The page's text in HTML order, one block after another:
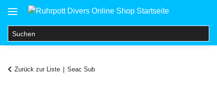
Zurück zur Liste Seac Sub